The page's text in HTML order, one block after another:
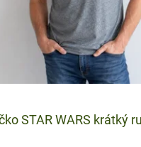
STAR WARS krátký